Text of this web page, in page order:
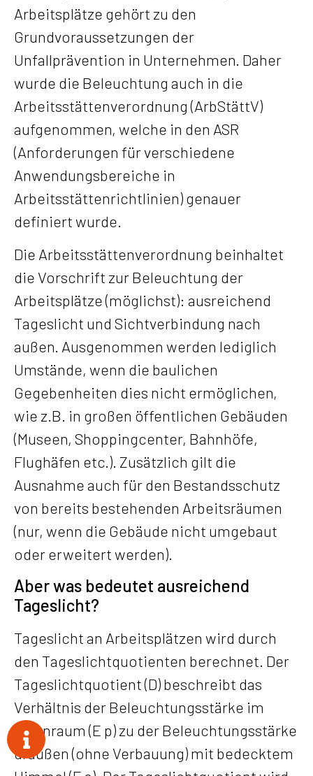
Arbeitsplätze gehört zu den
Grundvoraussetzungen der
Unfallprävention in Unternehmen. Daher
wurde die Beleuchtung auch in die
Arbeitsstättenverordnung (ArbStättV)
aufgenommen, welche in den ASR
(Anforderungen für verschiedene
Anwendungsbereiche in
Arbeitsstättenrichtlinien) genauer
definiert wurde.
Die Arbeitsstättenverordnung beinhaltet
die Vorschrift zur Beleuchtung der
Arbeitsplätze (möglichst): ausreichend
Tageslicht und Sichtverbindung nach
außen. Ausgenommen werden lediglich
Umstände, wenn die baulichen
Gegebenheiten dies nicht ermöglichen,
wie z.B. in großen öffentlichen Gebäuden
(Museen, Shoppingcenter, Bahnhöfe,
Flughäfen etc.). Zusätzlich gilt die
Ausnahme auch für den Bestandsschutz
von bereits bestehenden Arbeitsräumen
(nur, wenn die Gebäude nicht umgebaut
oder erweitert werden).
Aber was bedeutet ausreichend
Tageslicht?
Tageslicht an Arbeitsplätzen wird durch
den Tageslichtquotienten berechnet. Der
Tageslichtquotient (D) beschreibt das
Verhältnis der Beleuchtungsstärke im
Innenraum (E p) zu der Beleuchtungsstärke
draußen (ohne Verbauung) mit bedecktem